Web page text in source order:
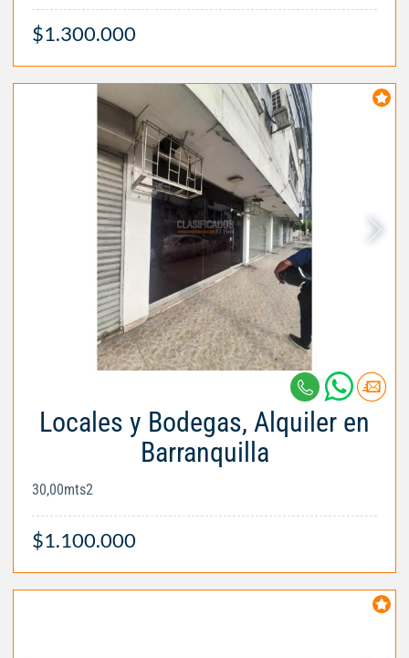
$1.300.000
Locales y Bodegas, Alquiler en
Barranquilla
30,00mts2
$1.100.000